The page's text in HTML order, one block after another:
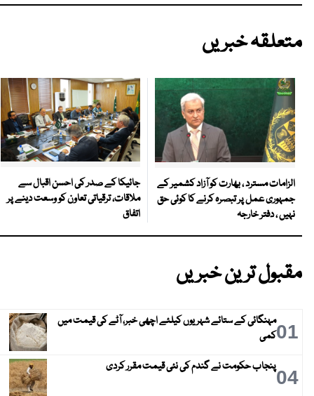
متعلقہ خبریں
الزامات مسترد ، بھارت کو آزاد کشمیر کے
جمہوری عمل پر تبصرہ کرنے کا کوئی حق
نہیں ، دفتر خارجہ
جائیکا کے صدر کی احسن اقبال سے
ملاقات، ترقیاتی تعاون کو وسعت دینے پر
اتفاق
مقبول ترین خبریں
01مہنگائی کے ستائے شہریوں کیلئے اچھی خبر، آٹے کی قیمت میں
کمی
04پنجاب حکومت نے گندم کی نئی قیمت مقرر کردی